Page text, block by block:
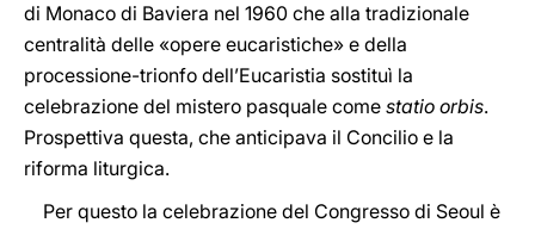
di Monaco di Baviera nel 1960 che alla tradizionale
centralità delle «opere eucaristiche» e della
processione-trionfo dell’Eucaristia sostituì la
celebrazione del mistero pasquale come statio orbis.
Prospettiva questa, che anticipava il Concilio e la
riforma liturgica.
Per questo la celebrazione del Congresso di Seoul è